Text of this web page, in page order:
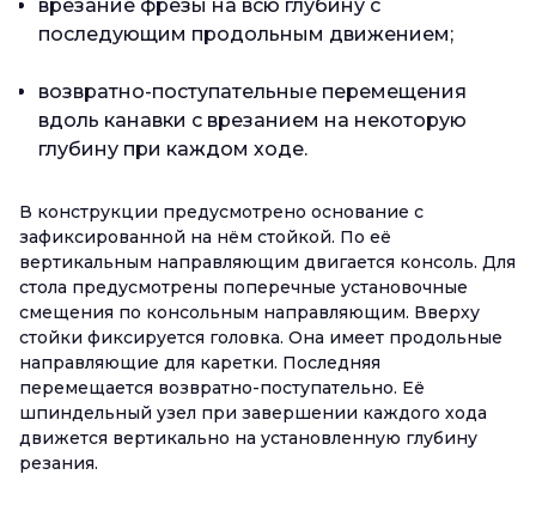
врезание фрезы на всю глубину с
последующим продольным движением;
возвратно-поступательные перемещения
вдоль канавки с врезанием на некоторую
глубину при каждом ходе.
В конструкции предусмотрено основание с
зафиксированной на нём стойкой. По её
вертикальным направляющим двигается консоль. Для
стола предусмотрены поперечные установочные
смещения по консольным направляющим. Вверху
стойки фиксируется головка. Она имеет продольные
направляющие для каретки. Последняя
перемещается возвратно-поступательно. Её
шпиндельный узел при завершении каждого хода
движется вертикально на установленную глубину
резания.